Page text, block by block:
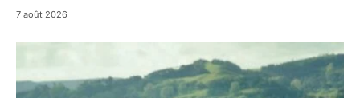
7 août 2026